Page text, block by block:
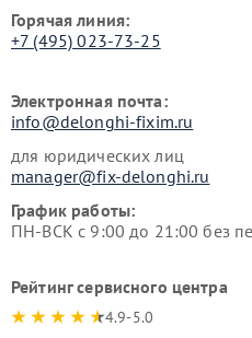
Горячая линия:
+7 (495) 023-73-25
Электронная почта:
info@delonghi-fixim.ru
для юридических лиц
manager@fix-delonghi.ru
График работы:
ПН-ВСК с 9:00 до 21:00 без
Рейтинг сервисного центра
4.9-5.0